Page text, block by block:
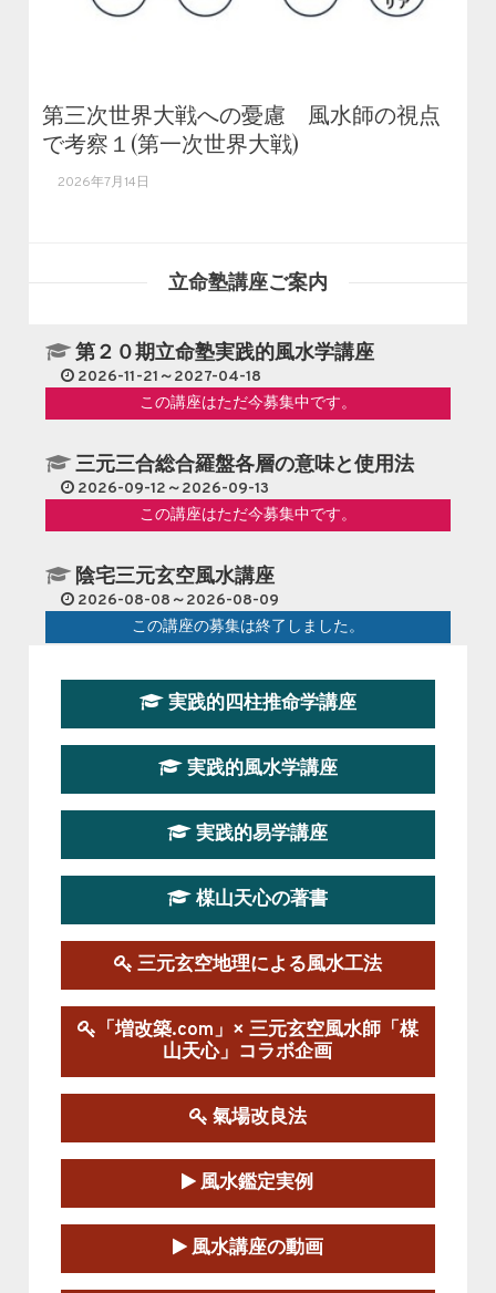
第三次世界大戦への憂慮 風水師の視点
で考察１(第一次世界大戦)
2026年7月14日
立命塾講座ご案内
第２０期立命塾実践的風水学講座
2026-11-21～2027-04-18
この講座はただ今募集中です。
三元三合総合羅盤各層の意味と使用法
2026-09-12～2026-09-13
この講座はただ今募集中です。
陰宅三元玄空風水講座
2026-08-08～2026-08-09
この講座の募集は終了しました。
第１９期立命塾『実践的易学講座』
2026-08-22～2026-10-25
第19期立命塾実践的四柱推命学講座
2026-03-20～2026-07-19
第１９期立命塾実践的風水学講座
この講座の募集は終了しました。
陰宅三元玄空風水講座
2025-06-07～2025-06-08
この講座の募集は終了しました。
第１８期立命塾『実践的易学講座』
2025-06-21～2025-08-24
この講座の募集は終了しました。
第１８期立命塾「実践的四柱立命学（四
柱推命学）講座」
実践的四柱推命学講座
実践的風水学講座
実践的易学講座
楳山天心の著書
三元玄空地理による風水工法
「増改築.com」× 三元玄空風水師「楳
山天心」コラボ企画
氣場改良法
風水鑑定実例
風水講座の動画